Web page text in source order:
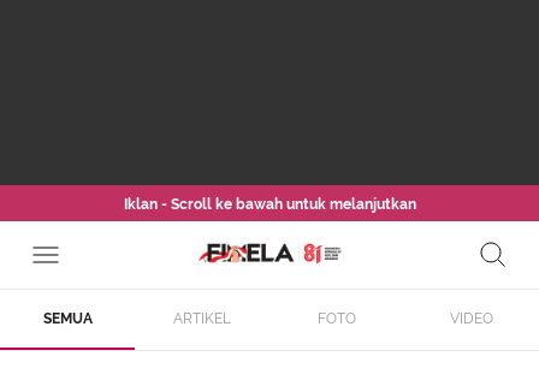
Iklan - Scroll ke bawah untuk melanjutkan
SEMUA ARTIKEL FOTO VIDEO